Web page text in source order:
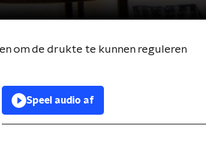
om de drukte te kunnen reguleren
Speel audio af